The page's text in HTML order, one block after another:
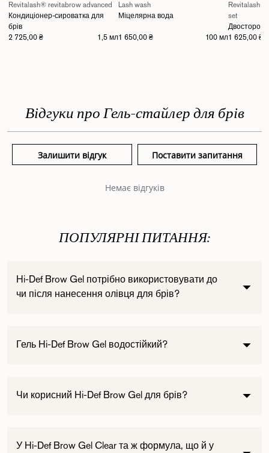
Revitalash® revitabrow advanced
Кондиціонер-сироватка для
брів
2 725,00 ₴
1,5 мл
Lash wash
Міцелярна вода
1 650,00 ₴ 100 мл
Revitalash®
set
1 625,00 ₴
Відгуки про Гель-стайлер для брів
Залишити відгук Поставити запитання
Немає відгуків
ПОПУЛЯРНІ ПИТАННЯ:
Hi-Def Brow Gel потрібно використовувати до
чи після нанесення олівця для брів?
Гель Hi-Def Brow Gel водостійкий?
Чи корисний Hi-Def Brow Gel для брів?
У Hi-Def Brow Gel Clear та ж формула, що й у